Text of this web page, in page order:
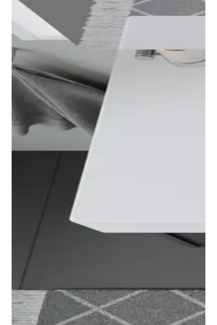
ceramica o sostegno metallico a pavimento,
regolabile in altezza e dotato di barra perimetrale che
funge da portasciugamani.
Per rendere l’ambiente ancora più accogliente, i